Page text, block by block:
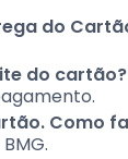
do
do cartão?
Como